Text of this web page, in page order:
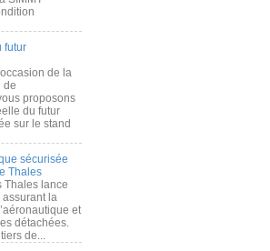
futur
de la
de
proposons
du futur
sur le stand
sécurisée
Thales
Thales lance
assurant la
et
détachées.
de...